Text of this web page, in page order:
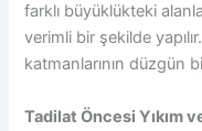
farklı büyüklükteki
verimli bir şekilde
katmanlarının düzgün
Tadilat Öncesi Yıkım